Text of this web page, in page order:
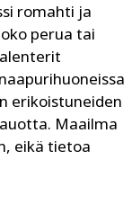
romahti ja
perua tai
erikoistuneiden
Maailma
eikä tietoa